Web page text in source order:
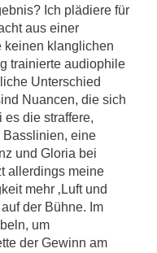
Ich plädiere für
aus einer
keinen klanglichen
trainierte audiophile
Unterschied
Nuancen, die sich
es die straffere,
Basslinien, eine
und Gloria bei
allerdings meine
mehr ‚Luft und
der Bühne. Im
um
der Gewinn am